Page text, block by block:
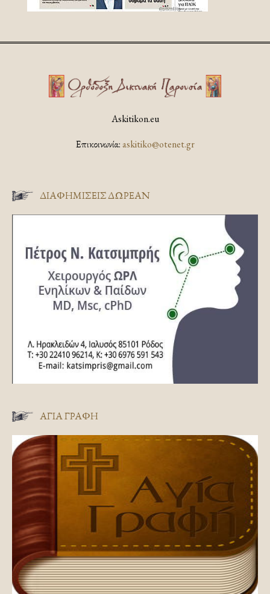
Askitikon.eu
Επικοινωνία:askitiko@otenet.gr
ΔΙΑΦΗΜΊΣΕΙΣ ΔΩΡΕΆΝ
ΑΓΊΑ ΓΡΑΦΉ